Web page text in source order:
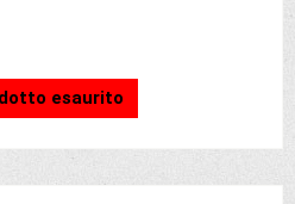
esaurito